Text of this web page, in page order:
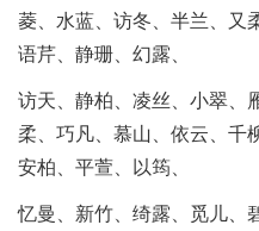
菱、水蓝、访冬、半兰、又
语芹、静珊、幻露、
访天、静柏、凌丝、小翠、
柔、巧凡、慕山、依云、千
安柏、平萱、以筠、
忆曼、新竹、绮露、觅儿、